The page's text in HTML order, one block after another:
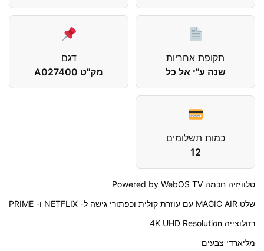
תקופת אחריות
שנה ע"י אל כל
דגם
מק"ט A027400
כמות תשלומים
12
טלוויזיה חכמה Powered by WebOS TV
שלט MAGIC AIR עם עוזרת קולית וכפתורי גישה ל- NETFLIX ו- PRIME
רזולוצייה 4K UHD Resolution
מליארדי צבעים